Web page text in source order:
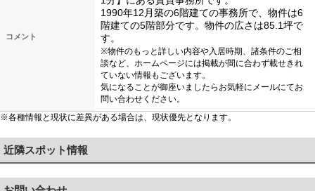
コメント
1990年12月築の6階建ての事務所で、物件は6
階建ての5階部分です。物件の広さは85.1坪で
す。
※物件のもっと詳しい内容や入居時期、諸条件のご相
談など、ホームページには掲載が間に合わず載せきれ
ていない情報もございます。
気になることが御座いましたらお気軽にメールにてお
問い合わせください。
※各種情報と現状に差異がある場合は、現状優先となります。
近隣スポット情報